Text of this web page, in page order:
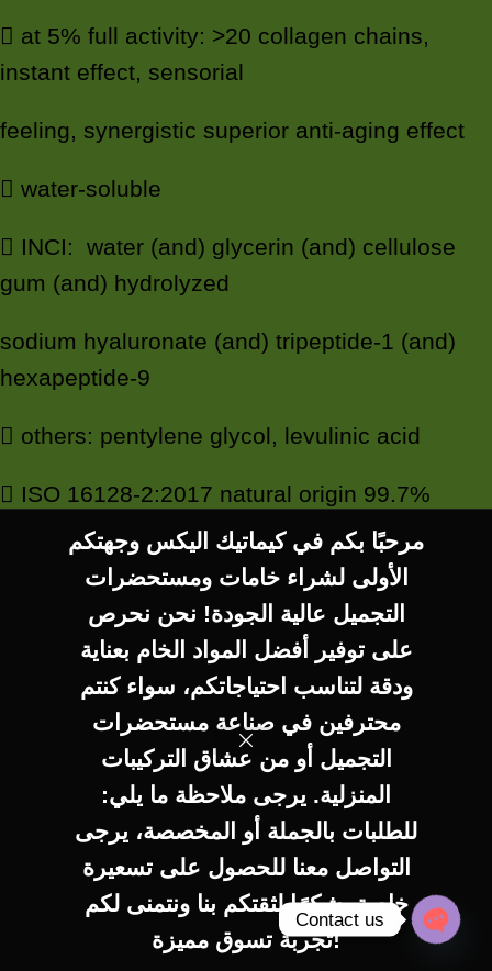
مرحبًا بكم في كيماتيك اليكس وجهتكم
الأولى لشراء خامات ومستحضرات
التجميل عالية الجودة! نحن نحرص
على توفير أفضل المواد الخام بعناية
ودقة لتناسب احتياجاتكم، سواء كنتم
محترفين في صناعة مستحضرات
التجميل أو من عشاق التركيبات
المنزلية. يرجى ملاحظة ما يلي:
للطلبات بالجملة أو المخصصة، يرجى
التواصل معنا للحصول على تسعيرة
خاصة. شكرًا لثقتكم بنا ونتمنى لكم
تجربة تسوق مميزة!
 at 5% full activity: >20 collagen chains,
instant effect, sensorial
feeling, synergistic superior anti-aging effect
 water-soluble
 INCI: water (and) glycerin (and) cellulose
gum (and) hydrolyzed
sodium hyaluronate (and) tripeptide-1 (and)
hexapeptide-9
 others: pentylene glycol, levulinic acid
 ISO 16128-2:2017 natural origin 99.7%
 readily biodegradable*
 vegan suitable
formulation guidelines
– water soluble
– 3% to 5% to be added in the aqueous
phase under agitation
Contact us